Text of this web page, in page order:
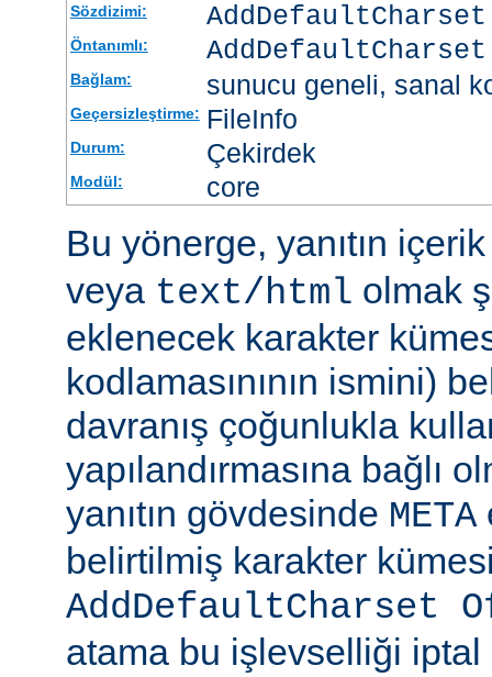
Sözdizimi:
Öntanımlı:
Bağlam: sunucu geneli, sanal
Geçersizleştirme: FileInfo
Durum: Çekirdek
Modül: core
Bu yönerge, yanıtın
veya text/html olmak
eklenecek karakter
kodlamasınının ismini)
davranış çoğunlukla
yapılandırmasına bağlı
yanıtın gövdesinde META
belirtilmiş karakter
AddDefaultCharset
atama bu işlevselliği iptal